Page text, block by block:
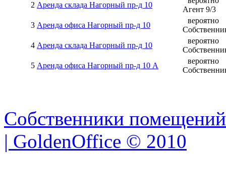
2 Аренда склада Нагорный пр-д 10
Агент 9/3
3 Аренда офиса Нагорный пр-д 10
вероятно
4 Аренда склада Нагорный пр-д 10
вероятно
5 Аренда офиса Нагорный пр-д 10 А
вероятно
Собственники
| GoldenOffice © 2010